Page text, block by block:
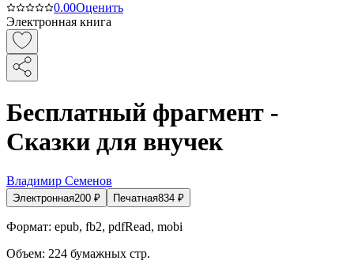
0.00Оценить
Электронная книга
Бесплатный фрагмент -
Сказки для внучек
Владимир Семенов
Электронная200 ₽ Печатная834 ₽
Формат: epub, fb2, pdfRead, mobi
Объем: 224 бумажных стр.